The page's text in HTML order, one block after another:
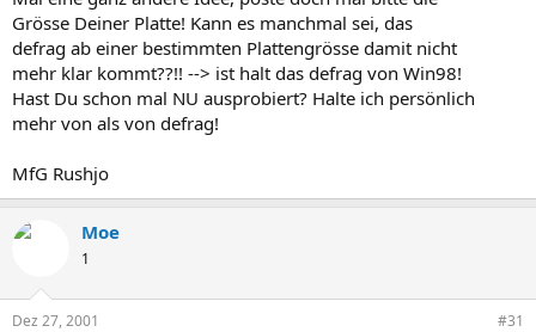
Grösse Deiner Platte! Kann es manchmal sei, das
defrag ab einer bestimmten Plattengrösse damit nicht
mehr klar kommt??!! --> ist halt das defrag von Win98!
Hast Du schon mal NU ausprobiert? Halte ich persönlich
mehr von als von defrag!
MfG Rushjo
Moe
1
Dez 27, 2001 #31